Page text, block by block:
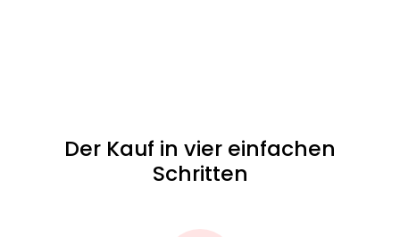
Der Kauf in vier einfachen
Schritten